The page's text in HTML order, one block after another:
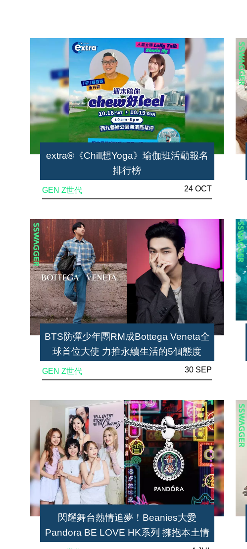
extra®《Chill想Yoga》瑜伽班活動報名
排行榜
GEN Z世代 24 OCT
BTS防彈少年團RM成Bottega Veneta全
球首位大使 力推永續生活的5個態度
GEN Z世代 30 SEP
閃耀舞台熱情追夢！Beanies大愛
Pandora BE LOVE HK系列 擁抱本土情